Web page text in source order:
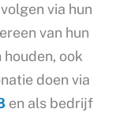
via hun
van hun
ook
doen via
en als bedrijf